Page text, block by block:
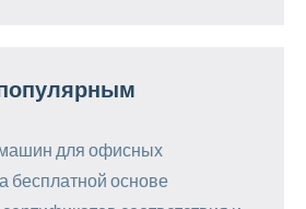
для офисных
бесплатной основе